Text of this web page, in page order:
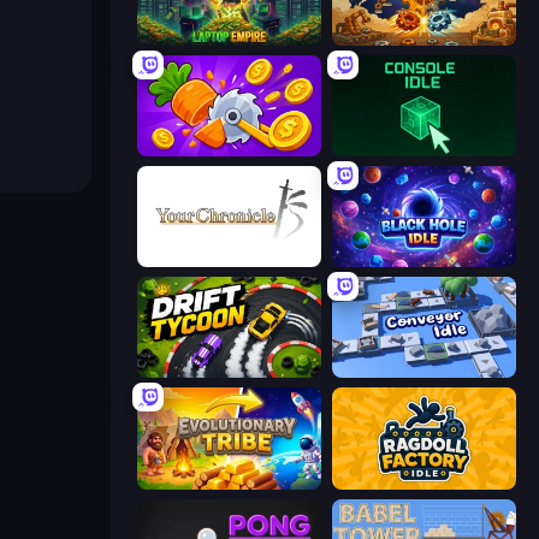
Laptop Empire Gear Factory
Farm Ring Idle
Black Hole Idle
Drift Tycoon Conveyor Idle
Evolutionary Tribe Ragdoll Factory Idle